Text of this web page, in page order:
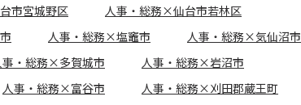
市宮城野区
人事・総務×仙台市若林区
人事・総務×塩竈市
人事・総務×気仙沼市
事・総務×多賀城市
人事・総務×岩沼市
人事・総務×富谷市
人事・総務×刈田郡蔵王町